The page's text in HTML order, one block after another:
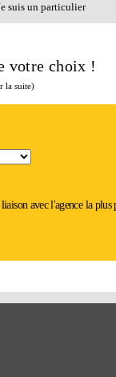
suis un particulier
votre choix !
la suite)
avec l'agence la plus